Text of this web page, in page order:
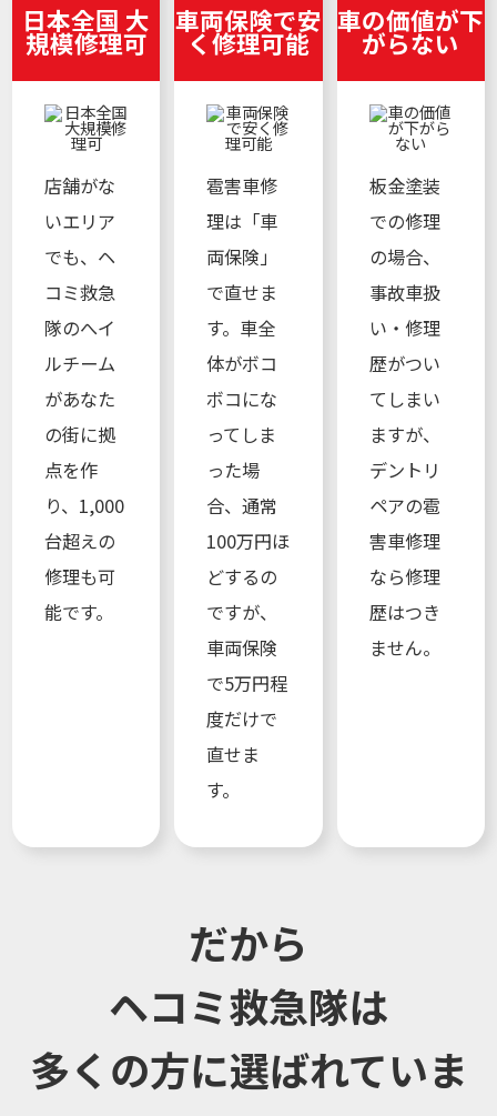
日本全国 大
規模修理可
店舗がな
いエリア
でも、ヘ
コミ救急
隊のへイ
ルチーム
があなた
の街に拠
点を作
り、1,000
台超えの
修理も可
能です。
車両保険で安
く修理可能
雹害車修
理は「車
両保険」
で直せま
す。車全
体がボコ
ボコにな
ってしま
った場
合、通常
100万円ほ
どするの
ですが、
車両保険
で5万円程
度だけで
直せま
す。
車の価値が下
がらない
板金塗装
での修理
の場合、
事故車扱
い・修理
歴がつい
てしまい
ますが、
デントリ
ペアの雹
害車修理
なら修理
歴はつき
ません。
だから
ヘコミ救急隊は
多くの方に選ばれていま